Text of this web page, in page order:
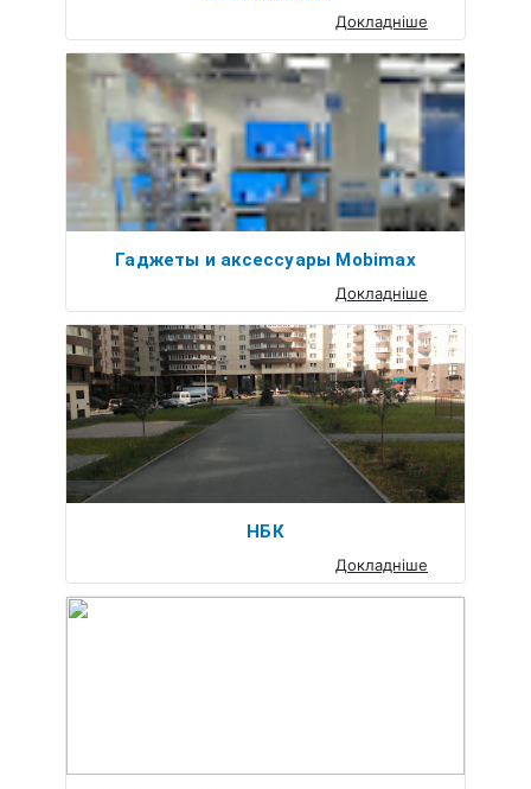
Докладніше
Гаджеты и аксессуары Mobimax
Докладніше
НБК
Докладніше